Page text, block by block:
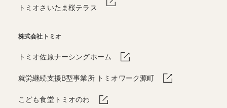
トミオさいたま桜テラス
株式会社トミオ
トミオ佐原ナーシングホーム
就労継続支援B型事業所 トミオワーク源町
こども食堂トミオのわ